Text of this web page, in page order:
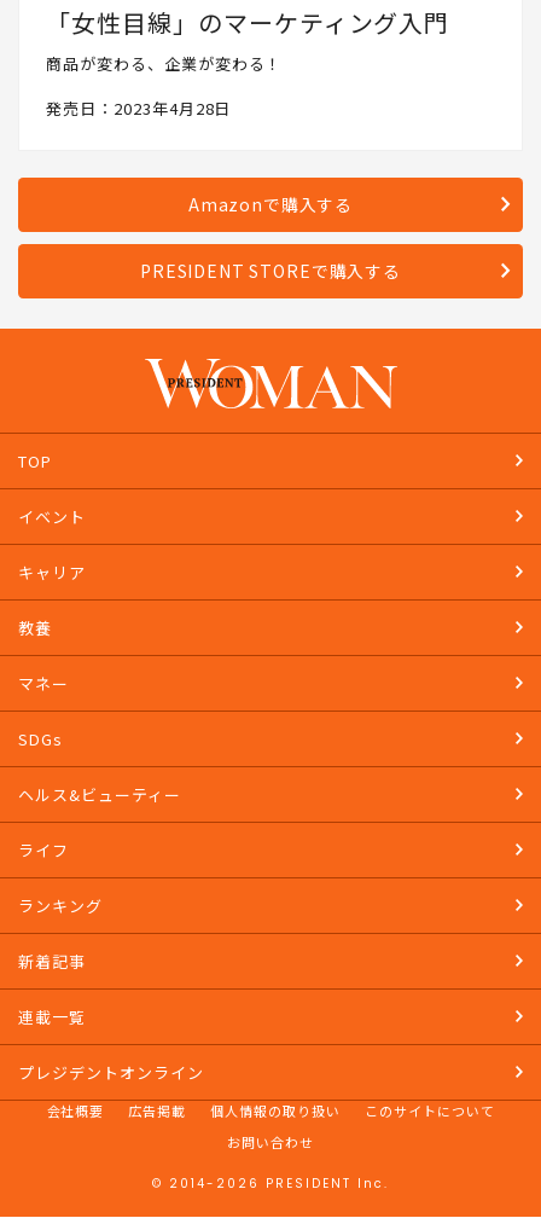
「女性目線」のマーケティング入門
商品が変わる、企業が変わる！
発売日：2023年4月28日
Amazonで購入する
PRESIDENT STOREで購入する
TOP
イベント
キャリア
教養
マネー
SDGs
ヘルス&ビューティー
ライフ
ランキング
新着記事
連載一覧
プレジデントオンライン
会社概要 広告掲載 個人情報の取り扱い
このサイトについて
お問い合わせ
© 2014-2026 PRESIDENT Inc.